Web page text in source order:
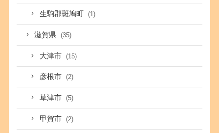
生駒郡斑鳩町 (1)
滋賀県 (35)
大津市 (15)
彦根市 (2)
草津市 (5)
甲賀市 (2)